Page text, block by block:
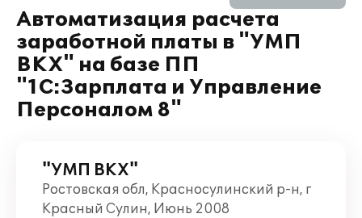
Автоматизация расчета
заработной платы в "УМП
ВКХ" на базе ПП
"1С:Зарплата и Управление
Персоналом 8"
"УМП ВКХ"
Ростовская обл, Красносулинский р-н, г
Красный Сулин, Июнь 2008